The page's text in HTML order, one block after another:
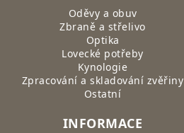
Oděvy a obuv
Zbraně a střelivo
Optika
Lovecké potřeby
Kynologie
Zpracování a skladování zvěřiny
Ostatní
INFORMACE